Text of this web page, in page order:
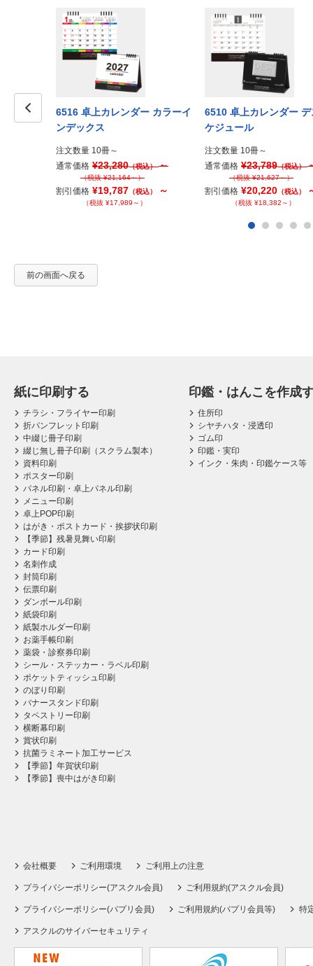
6516 卓上カレンダー カラーイ
ンデックス
注文数量 10冊～
通常価格 ¥23,280（税込）～
（税抜 ¥21,164～）
割引価格 ¥19,787 （税込） ～
（税抜 ¥17,989～）
6510 卓上カレンダー
ケジュール
注文数量 10冊～
通常価格 ¥23,789（税込）
（税抜 ¥21,627～）
割引価格 ¥20,220 （税込）
（税抜 ¥18,382～）
前の画面へ戻る
紙に印刷する
チラシ・フライヤー印刷
折パンフレット印刷
中綴じ冊子印刷
綴じ無し冊子印刷（スクラム製本）
資料印刷
ポスター印刷
パネル印刷・卓上パネル印刷
メニュー印刷
卓上POP印刷
はがき・ポストカード・挨拶状印刷
【季節】残暑見舞い印刷
カード印刷
名刺作成
封筒印刷
伝票印刷
ダンボール印刷
紙袋印刷
紙製ホルダー印刷
お薬手帳印刷
薬袋・診察券印刷
シール・ステッカー・ラベル印刷
ポケットティッシュ印刷
のぼり印刷
バナースタンド印刷
タペストリー印刷
横断幕印刷
賞状印刷
抗菌ラミネート加工サービス
【季節】年賀状印刷
【季節】喪中はがき印刷
印鑑・はんこを作成
住所印
シヤチハタ・浸透印
ゴム印
印鑑・実印
インク・朱肉・印鑑ケース等
会社概要 ご利用環境 ご利用上の注意
プライバシーポリシー(アスクル会員) ご利用規約(アスクル会員)
プライバシーポリシー(パプリ会員) ご利用規約(パプリ会員等) 特
アスクルのサイバーセキュリティ